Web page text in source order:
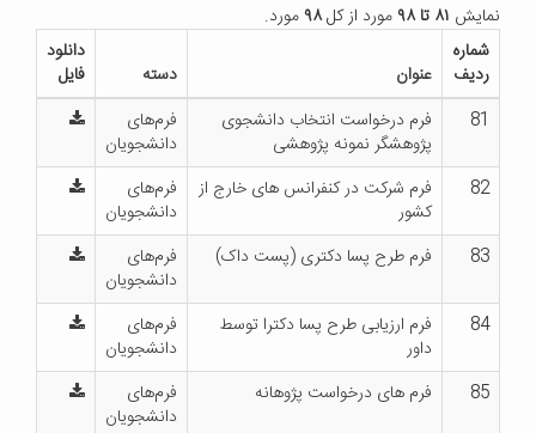
نمایش ۸۱ تا ۹۸ مورد از کل۹۸مورد.
شماره
ردیف
عنوان دسته
دانلود
فایل
81
فرم درخواست انتخاب دانشجوی
پژوهشگر نمونه پژوهشی
فرم‌های
دانشجویان
82
فرم شرکت در کنفرانس های خارج از
کشور
فرم‌های
دانشجویان
83
فرم طرح پسا دکتری (پست داک)
فرم‌های
دانشجویان
84
فرم ارزیابی طرح پسا دکترا توسط
داور
فرم‌های
دانشجویان
85
فرم های درخواست پژوهانه
فرم‌های
دانشجویان